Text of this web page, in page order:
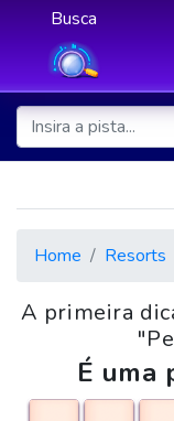
Busca
Home Resorts
A primeira
É uma